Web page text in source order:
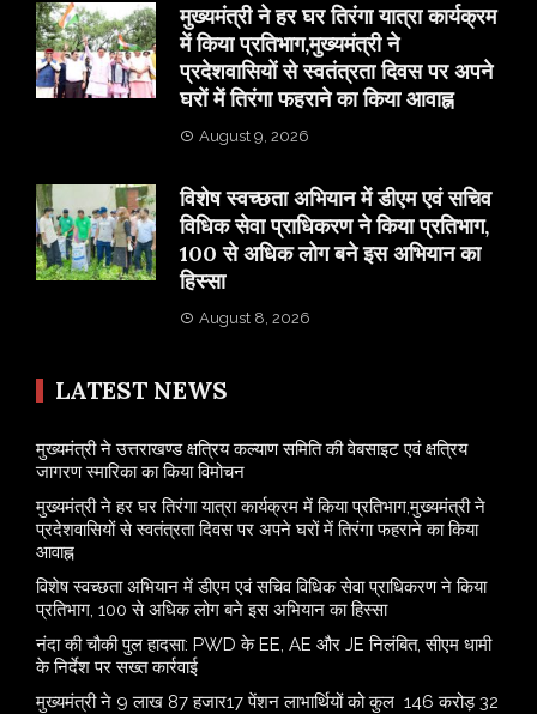
मुख्यमंत्री ने हर घर तिरंगा यात्रा कार्यक्रम
में किया प्रतिभाग,मुख्यमंत्री ने
प्रदेशवासियों से स्वतंत्रता दिवस पर अपने
घरों में तिरंगा फहराने का किया आवाह्न
August 9, 2026
विशेष स्वच्छता अभियान में डीएम एवं सचिव
विधिक सेवा प्राधिकरण ने किया प्रतिभाग,
100 से अधिक लोग बने इस अभियान का
हिस्सा
August 8, 2026
LATEST NEWS
मुख्यमंत्री ने उत्तराखण्ड क्षत्रिय कल्याण समिति की वेबसाइट एवं क्षत्रिय
जागरण स्मारिका का किया विमोचन
मुख्यमंत्री ने हर घर तिरंगा यात्रा कार्यक्रम में किया प्रतिभाग,मुख्यमंत्री ने
प्रदेशवासियों से स्वतंत्रता दिवस पर अपने घरों में तिरंगा फहराने का किया
आवाह्न
विशेष स्वच्छता अभियान में डीएम एवं सचिव विधिक सेवा प्राधिकरण ने किया
प्रतिभाग, 100 से अधिक लोग बने इस अभियान का हिस्सा
नंदा की चौकी पुल हादसा: PWD के EE, AE और JE निलंबित, सीएम धामी
के निर्देश पर सख्त कार्रवाई
मुख्यमंत्री ने 9 लाख 87 हजार17 पेंशन लाभार्थियों को कुल 146 करोड़ 32